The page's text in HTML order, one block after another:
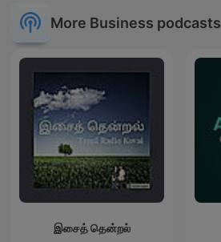
More Business podcasts
இசைத் தென்றல்